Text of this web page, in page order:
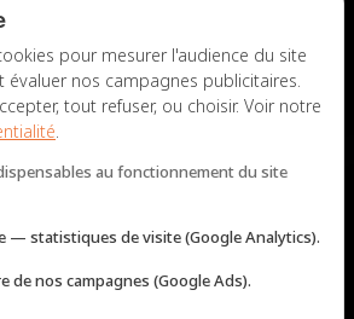
Candidater chez nous
CONTACTER
– Jeu : 9h – 12h / 14h – 18h
pour mesurer l'audience du site
évaluer nos campagnes publicitaires.
tout refuser, ou choisir. Voir notre
.
au fonctionnement du site
— statistiques de visite (Google Analytics).
de nos campagnes (Google Ads).